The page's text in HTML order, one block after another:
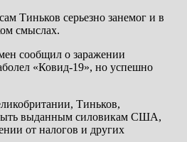
Тиньков серьезно занемог и в
смыслах.
сообщил о заражении
«Ковид-19», но успешно
Тиньков,
быть выданным силовикам США,
от налогов и других